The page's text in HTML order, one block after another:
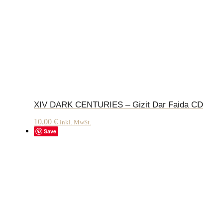
XIV DARK CENTURIES – Gizit Dar Faida CD
10,00 € inkl. MwSt.
Save